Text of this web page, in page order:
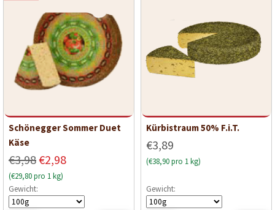
Schönegger Sommer Duet
Käse
€3,98€2,98
(€29,80 pro 1 kg)
Gewicht:
Kürbistraum 50% F.i.T.
€3,89
(€38,90 pro 1 kg)
Gewicht: